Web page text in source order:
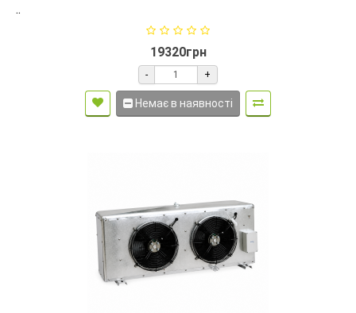
..
19320грн
- +
Немає в наявності